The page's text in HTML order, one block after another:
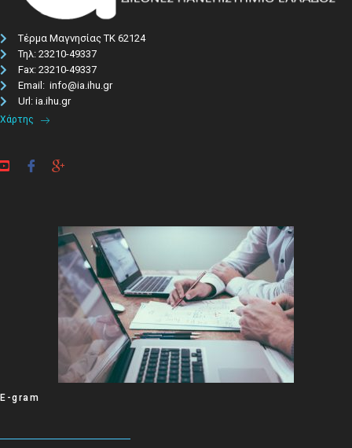
Τέρμα Μαγνησίας ΤΚ 62124
Τηλ: 23210-49337​
Fax: 23210-49337
Email: info@ia.ihu.gr
Url: ia.ihu.gr
Χάρτης
E-gram